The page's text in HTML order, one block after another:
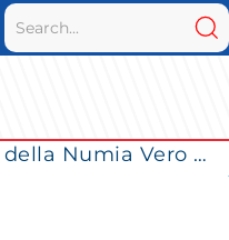
LVF A1 Fineco, ufficiale il calendario della stagione 2026/2027: la corsa della Numia Vero Volley Milano verso lo Scudetto parte dalla sfida contro Firenze